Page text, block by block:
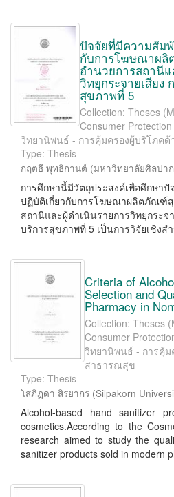
ปัจจัยที่มีความสัม
กับการโฆษณาผ
อำนวยการสถานี
วิทยุกระจายเสียง
สุขภาพที่ 5
Collection: Theses
Consumer
วิทยานิพนธ์ - การคุ้มครองผู้บริโภค
Type: Thesis
กฤตธี พุทธิกานต์ (มหาวิทยาลัยศิลปา
การศึกษานี้มีวัตถุประสงค์เพื่อศึกษา
ปฏิบัติเกี่ยวกับการโฆษณาผลิตภัณฑ์
สถานีและผู้ดำเนินรายการวิทยุกระจ
บริการสุขภาพที่ 5 เป็นการวิจัยเชิงส
Criteria of
Selection and
Pharmacy in
Collection: Theses
Consumer
วิทยานิพนธ์ - การคุ้
สาธารณสุข
Type: Thesis
โสภิฏดา สิรยากร (Silpakorn
Alcohol-based hand sanitizer
cosmetics.According to the
research aimed to study the
sanitizer products sold in modern